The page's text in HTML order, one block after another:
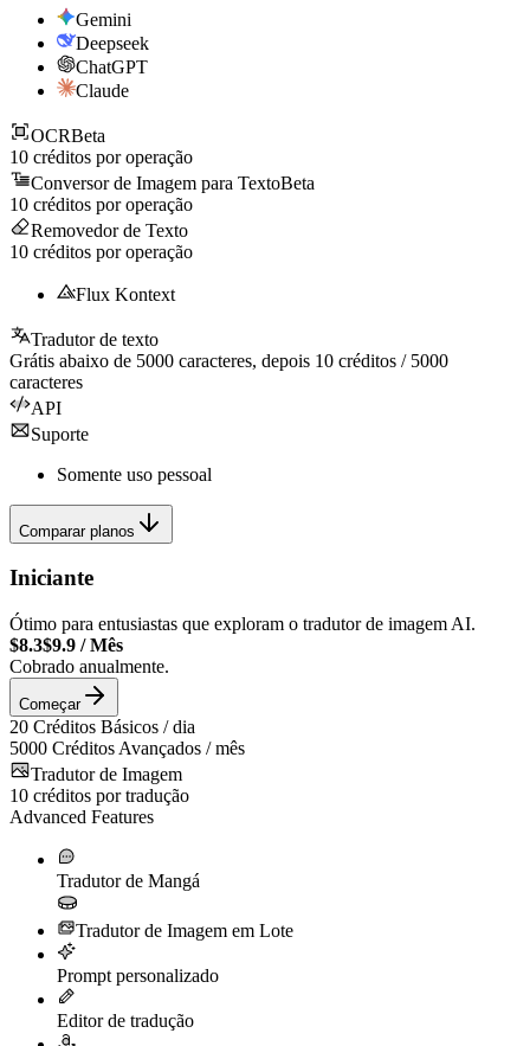
Gemini
Deepseek
ChatGPT
Claude
OCRBeta
10 créditos por operação
Conversor de Imagem para TextoBeta
10 créditos por operação
Removedor de Texto
10 créditos por operação
Flux Kontext
Tradutor de texto
Grátis abaixo de 5000 caracteres, depois 10 créditos / 5000
caracteres
API
Suporte
Somente uso pessoal
Comparar planos
Iniciante
Ótimo para entusiastas que exploram o tradutor de imagem AI.
$8.3$9.9 /Mês
Cobrado anualmente.
Começar
20 Créditos Básicos / dia
5000 Créditos Avançados / mês
Tradutor de Imagem
10 créditos por tradução
Advanced Features
Tradutor de Mangá
Tradutor de Imagem em Lote
Prompt personalizado
Editor de tradução